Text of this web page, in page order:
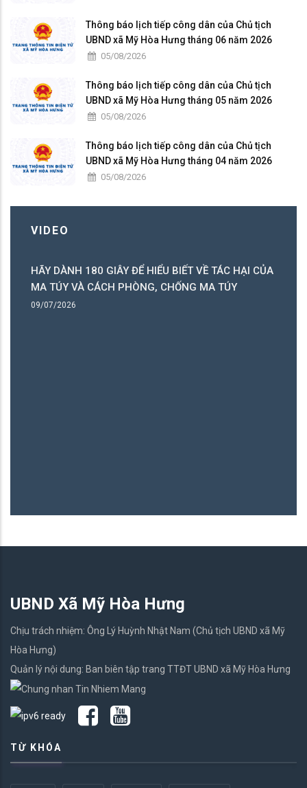
Thông báo lịch tiếp công dân của Chủ tịch
UBND xã Mỹ Hòa Hưng tháng 06 năm 2026
05/08/2026
Thông báo lịch tiếp công dân của Chủ tịch
UBND xã Mỹ Hòa Hưng tháng 05 năm 2026
05/08/2026
Thông báo lịch tiếp công dân của Chủ tịch
UBND xã Mỹ Hòa Hưng tháng 04 năm 2026
05/08/2026
VIDEO
HÃY DÀNH 180 GIÂY ĐỂ HIỂU BIẾT VỀ TÁC HẠI CỦA
MA TÚY VÀ CÁCH PHÒNG, CHỐNG MA TÚY
09/07/2026
UBND Xã Mỹ Hòa Hưng
Chịu trách nhiệm: Ông Lý Huỳnh Nhật Nam (Chủ tịch UBND xã Mỹ
Hòa Hưng)
Quản lý nội dung: Ban biên tập trang TTĐT UBND xã Mỹ Hòa Hưng
TỪ KHÓA